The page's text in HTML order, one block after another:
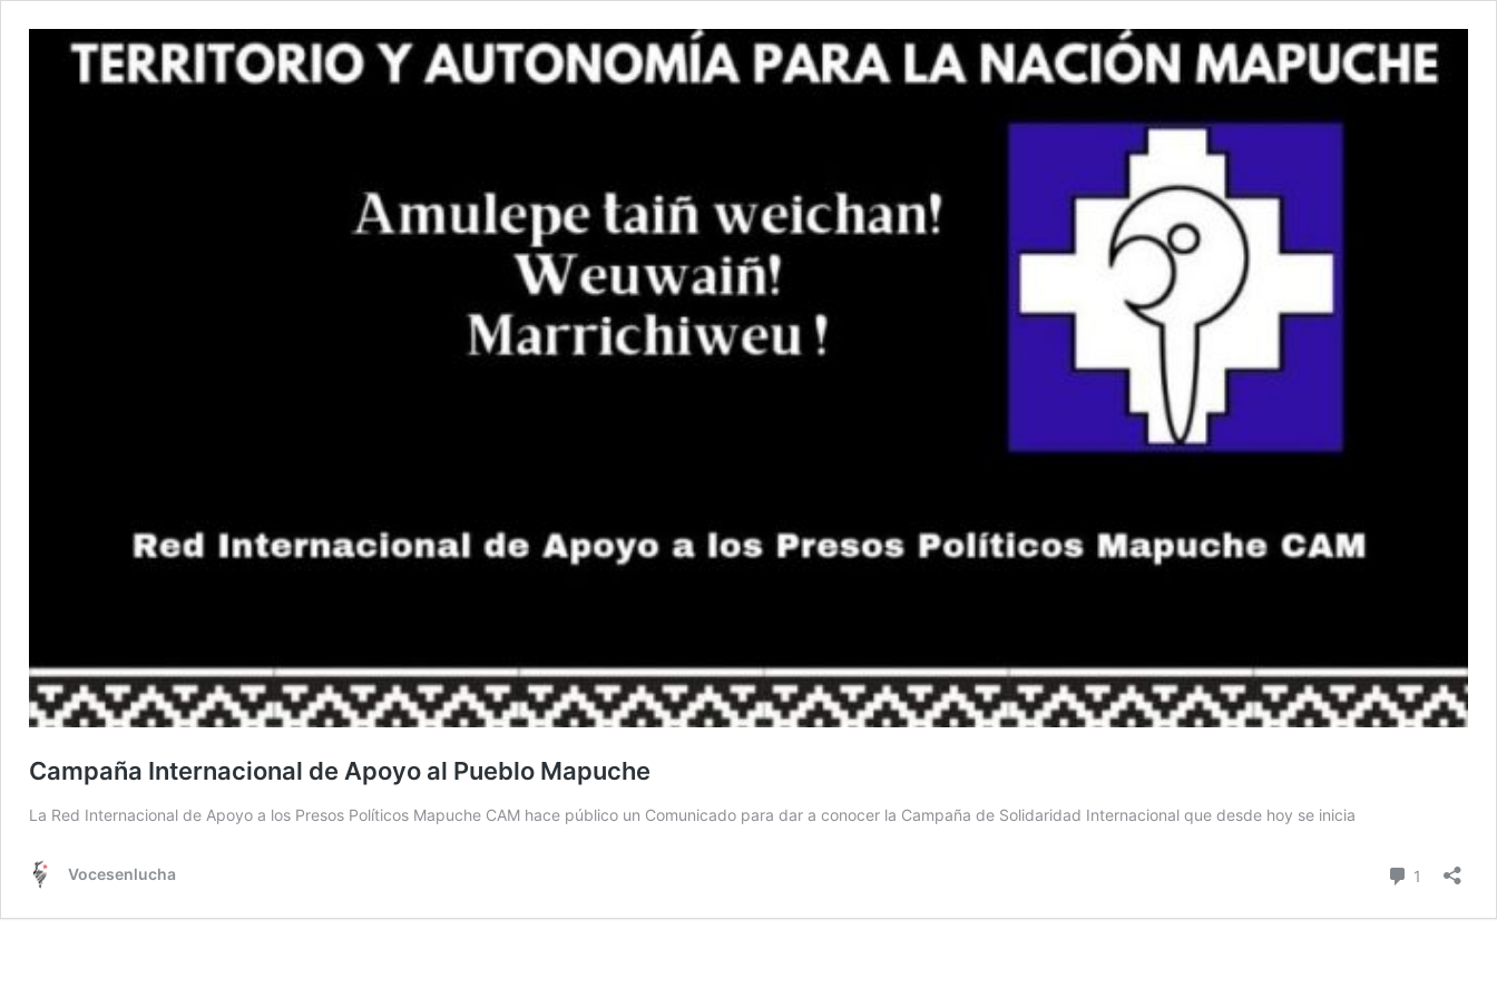
Campaña Internacional de Apoyo al Pueblo Mapuche
La Red Internacional de Apoyo a los Presos Políticos Mapuche CAM hace público un Comunicado para dar a conocer la Campaña de Solidaridad Internacional que desde hoy se inicia
Vocesenlucha 1